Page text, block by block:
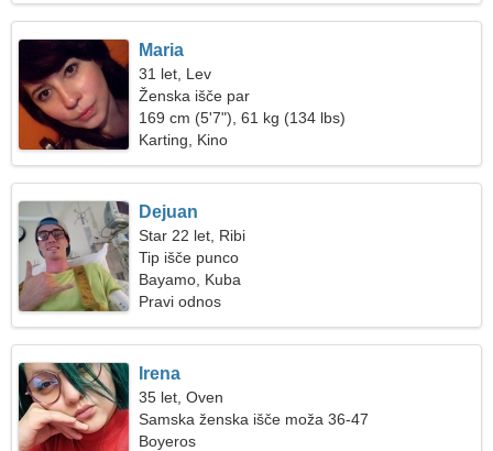
Maria
31 let, Lev
Ženska išče par
169 cm (5'7"), 61 kg (134 lbs)
Karting, Kino
Dejuan
Star 22 let, Ribi
Tip išče punco
Bayamo, Kuba
Pravi odnos
Irena
35 let, Oven
Samska ženska išče moža 36-47
Boyeros